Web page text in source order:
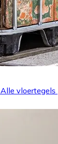
Alle vloertegels